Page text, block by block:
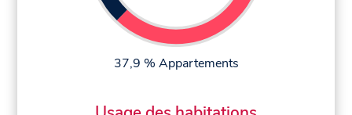
37,9 % Appartements